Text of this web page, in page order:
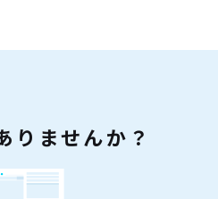
りませんか？